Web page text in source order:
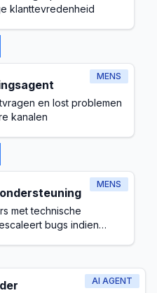
klanttevredenheid
MENS
en lost problemen
kanalen
MENS
met technische
bugs indien
AI AGENT